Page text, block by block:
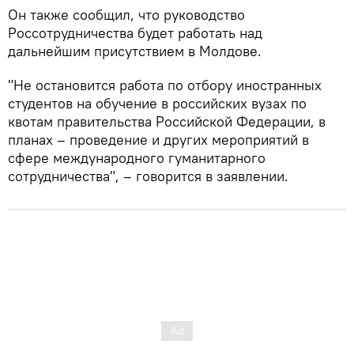
Он также сообщил, что руководство
Россотрудничества будет работать над
дальнейшим присутствием в Молдове.
"Не остановится работа по отбору иностранных
студентов на обучение в российских вузах по
квотам правительства Российской Федерации, в
планах – проведение и других мероприятий в
сфере международного гуманитарного
сотрудничества", – говорится в заявлении.